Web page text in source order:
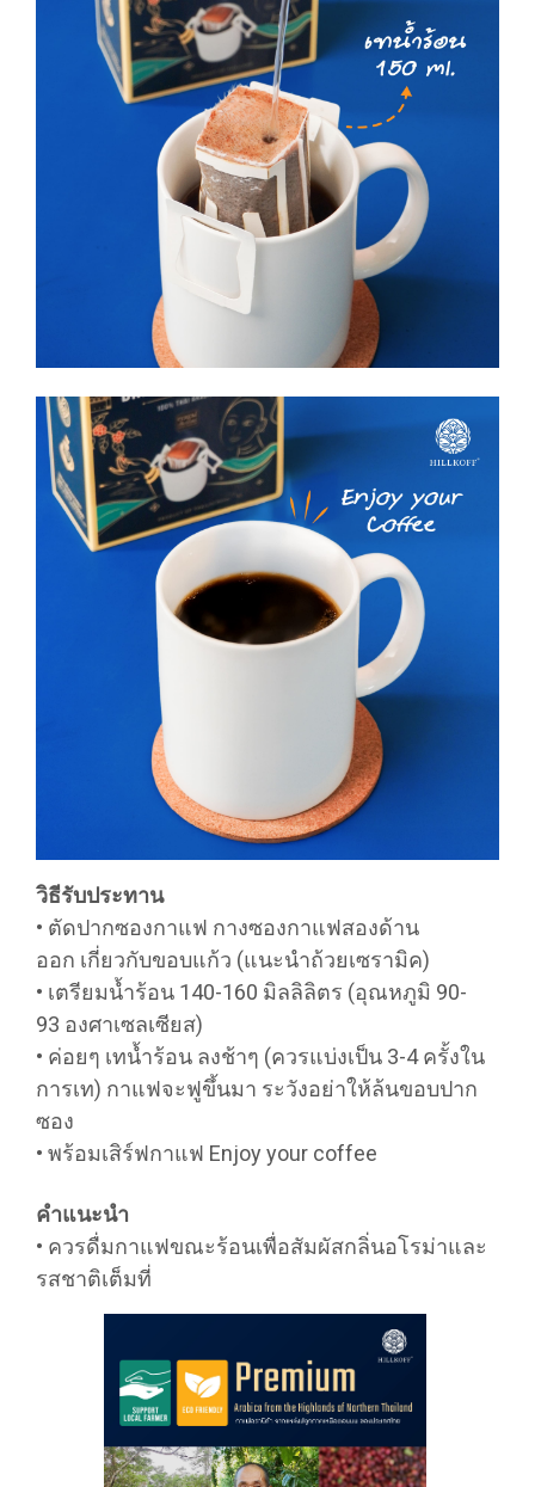
วิธีรับประทาน
• ตัดปากซองกาแฟ กางซองกาแฟสองด้าน
ออก เกี่ยวกับขอบแก้ว (แนะนำถ้วยเซรามิค)
• เตรียมน้ำร้อน 140-160 มิลลิลิตร (อุณหภูมิ 90-
93 องศาเซลเซียส)
• ค่อยๆ เทน้ำร้อน ลงช้าๆ (ควรแบ่งเป็น 3-4 ครั้งใน
การเท) กาแฟจะฟูขึ้นมา ระวังอย่าให้ล้นขอบปาก
ซอง
• พร้อมเสิร์ฟกาแฟ Enjoy your coffee
คำแนะนำ
• ควรดื่มกาแฟขณะร้อนเพื่อสัมผัสกลิ่นอโรม่าและ
รสชาติเต็มที่